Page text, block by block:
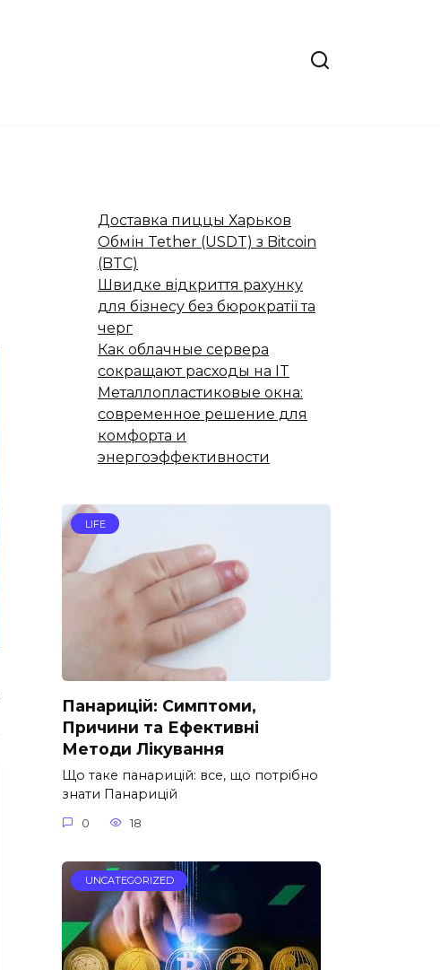
Доставка пиццы Харьков
Обмін Tether (USDT) з Bitcoin
(BTC)
Швидке відкриття рахунку
для бізнесу без бюрократії та
черг
Как облачные сервера
сокращают расходы на IT
Металлопластиковые окна:
современное решение для
комфорта и
энергоэффективности
LIFE
Панарицій: Симптоми,
Причини та Ефективні
Методи Лікування
Що таке панарицій: все, що потрібно
знати Панарицій
0 18
UNCATEGORIZED